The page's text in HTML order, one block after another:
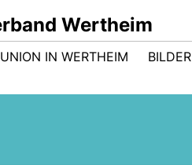
Wertheim
IN WERTHEIM BILDER